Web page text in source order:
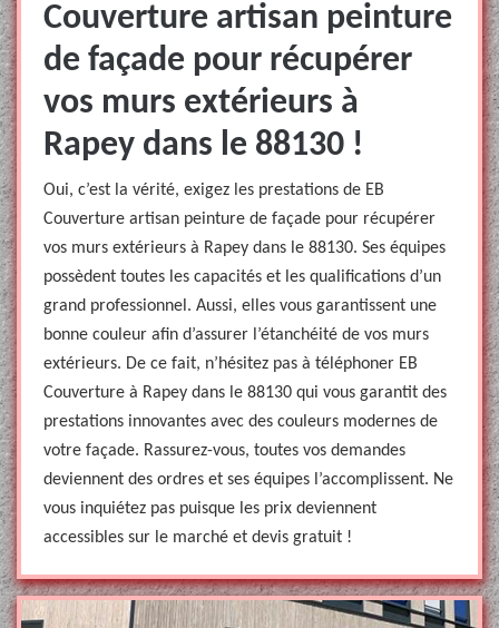
Couverture artisan peinture
de façade pour récupérer
vos murs extérieurs à
Rapey dans le 88130 !
Oui, c’est la vérité, exigez les prestations de EB
Couverture artisan peinture de façade pour récupérer
vos murs extérieurs à Rapey dans le 88130. Ses équipes
possèdent toutes les capacités et les qualifications d’un
grand professionnel. Aussi, elles vous garantissent une
bonne couleur afin d’assurer l’étanchéité de vos murs
extérieurs. De ce fait, n’hésitez pas à téléphoner EB
Couverture à Rapey dans le 88130 qui vous garantit des
prestations innovantes avec des couleurs modernes de
votre façade. Rassurez-vous, toutes vos demandes
deviennent des ordres et ses équipes l’accomplissent. Ne
vous inquiétez pas puisque les prix deviennent
accessibles sur le marché et devis gratuit !